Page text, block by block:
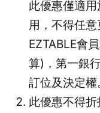
此優惠僅適
用，不得任
EZTABLE會
算)，第一銀
訂位及決定權
此優惠不得